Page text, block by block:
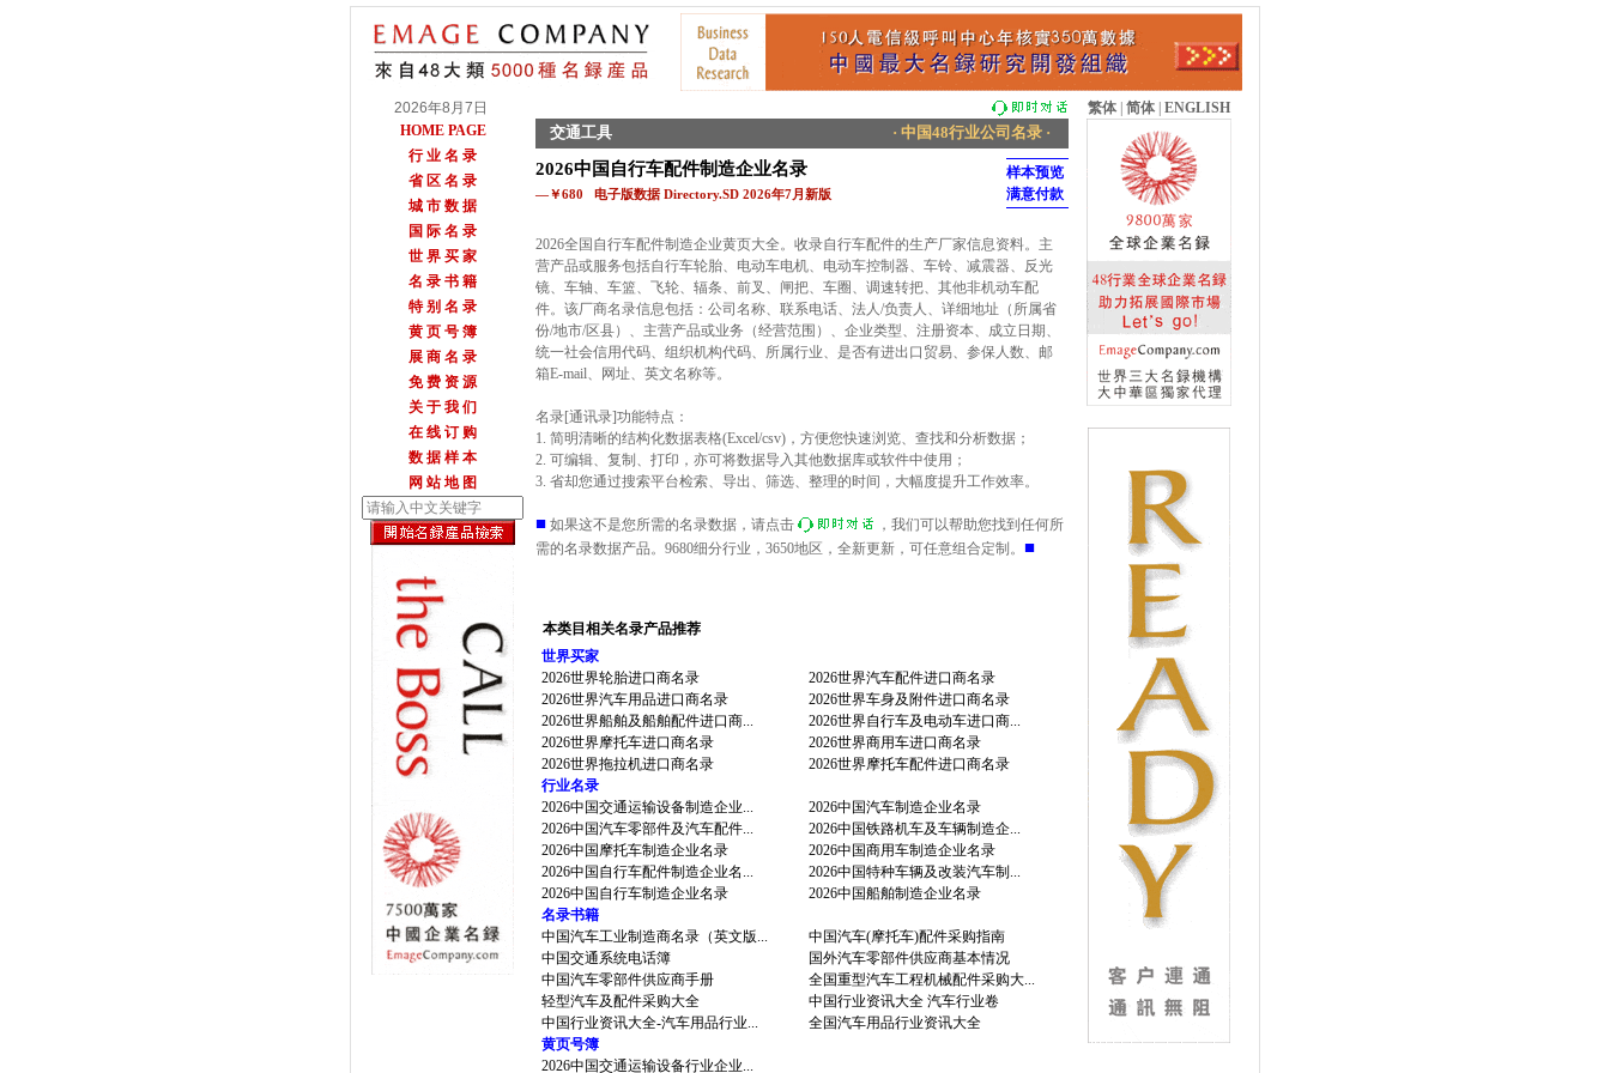
2026年8月7日 繁体 简体 ENGLISH
HOME PAGE
行 业 名 录
省 区 名 录
城 市 数 据
国 际 名 录
世 界 买 家
名 录 书 籍
特 别 名 录
黄 页 号 簿
展 商 名 录
免 费 资 源
关 于 我 们
在 线 订 购
数 据 样 本
网 站 地 图
交通工具 · 中国48行业公司名录 ·
2026中国自行车配件制造企业名录
—￥680 电子版数据 Directory.SD 2026年7月新版
样本预览
满意付款
2026全国自行车配件制造企业黄页大全。收录自行车配件的生产厂家信息资料。主
营产品或服务包括自行车轮胎、电动车电机、电动车控制器、车铃、减震器、反光
镜、车轴、车篮、飞轮、辐条、前叉、闸把、车圈、调速转把、其他非机动车配
件。该厂商名录信息包括：公司名称、联系电话、法人/负责人、详细地址（所属省
份/地市/区县）、主营产品或业务（经营范围）、企业类型、注册资本、成立日期、
统一社会信用代码、组织机构代码、所属行业、是否有进出口贸易、参保人数、邮
箱E-mail、网址、英文名称等。
名录[通讯录]功能特点：
1. 简明清晰的结构化数据表格(Excel/csv)，方便您快速浏览、查找和分析数据；
2. 可编辑、复制、打印，亦可将数据导入其他数据库或软件中使用；
3. 省却您通过搜索平台检索、导出、筛选、整理的时间，大幅度提升工作效率。
■ 如果这不是您所需的名录数据，请点击
，我们可以帮助您找到任何所
需的名录数据产品。9680细分行业，3650地区，全新更新，可任意组合定制。 ■
本类目相关名录产品推荐
世界买家
2026世界轮胎进口商名录
2026世界汽车配件进口商名录
2026世界汽车用品进口商名录
2026世界车身及附件进口商名录
2026世界船舶及船舶配件进口商...
2026世界自行车及电动车进口商...
2026世界摩托车进口商名录
2026世界商用车进口商名录
2026世界拖拉机进口商名录
2026世界摩托车配件进口商名录
行业名录
2026中国交通运输设备制造企业...
2026中国汽车制造企业名录
2026中国汽车零部件及汽车配件...
2026中国铁路机车及车辆制造企...
2026中国摩托车制造企业名录
2026中国商用车制造企业名录
2026中国自行车配件制造企业名...
2026中国特种车辆及改装汽车制...
2026中国自行车制造企业名录
2026中国船舶制造企业名录
名录书籍
中国汽车工业制造商名录（英文版...
中国汽车(摩托车)配件采购指南
中国交通系统电话簿
国外汽车零部件供应商基本情况
中国汽车零部件供应商手册
全国重型汽车工程机械配件采购大...
轻型汽车及配件采购大全
中国行业资讯大全 汽车行业卷
中国行业资讯大全-汽车用品行业...
全国汽车用品行业资讯大全
黄页号簿
2026中国交通运输设备行业企业...